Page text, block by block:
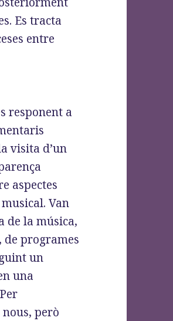
Es tracta
entre
responent a
visita d’un
aspectes
Van
de la música,
de programes
un
una
però